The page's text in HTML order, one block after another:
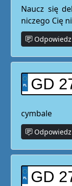
Naucz się
niczego Cię
Odpowiedz
GD
cymbale
Odpowiedz
GD